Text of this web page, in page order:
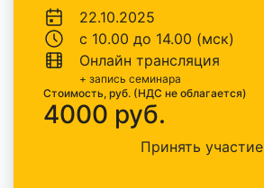
22.10.2025
с 10.00 до 14.00 (мск)
Онлайн трансляция
+ запись семинара
Стоимость, руб. (НДС не облагается)
4000 руб.
Принять участие